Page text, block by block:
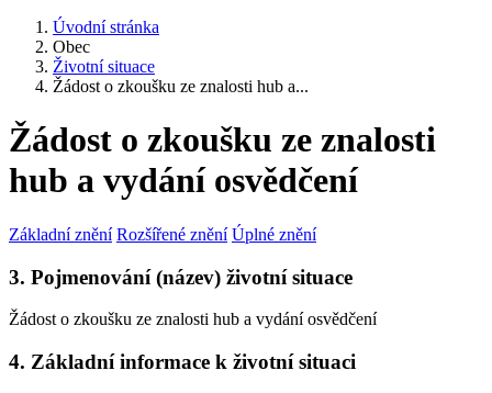
Úvodní stránka
Obec
Životní situace
Žádost o zkoušku ze znalosti hub a...
Žádost o zkoušku ze znalosti
hub a vydání osvědčení
Základní znění Rozšířené znění Úplné znění
3. Pojmenování (název) životní situace
Žádost o zkoušku ze znalosti hub a vydání osvědčení
4. Základní informace k životní situaci